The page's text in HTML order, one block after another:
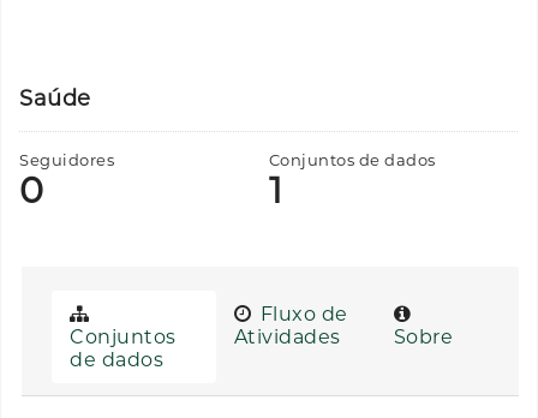
Saúde
Seguidores
0
Conjuntos de dados
1
Conjuntos
de dados
Fluxo de
Atividades
Sobre